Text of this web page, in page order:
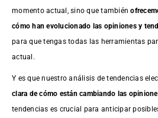
momento actual, sino que también
cómo han evolucionado las opiniones y
para que tengas todas las herramientas
actual.
Y es que nuestro análisis de tendencias
clara de cómo están cambiando las
tendencias es crucial para anticipar